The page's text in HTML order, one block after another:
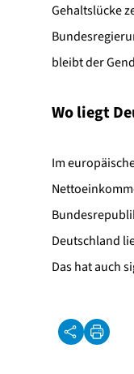
Gehaltslücke
bleibt der
Wo liegt
Im
Deutschland
Das hat auch